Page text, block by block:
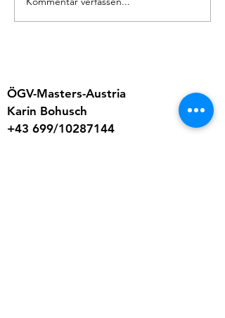
ÖGV-Masters-Austria
Karin Bohusch
+43 699/10287144